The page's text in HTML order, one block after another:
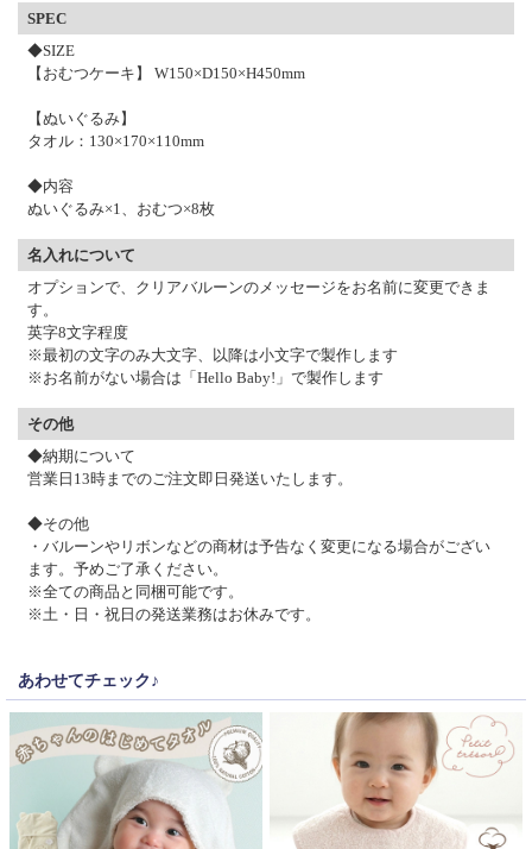
SPEC
◆SIZE
【おむつケーキ】 W150×D150×H450mm
【ぬいぐるみ】
タオル：130×170×110mm
◆内容
ぬいぐるみ×1、おむつ×8枚
名入れについて
オプションで、クリアバルーンのメッセージをお名前に変更できま
す。
英字8文字程度
※最初の文字のみ大文字、以降は小文字で製作します
※お名前がない場合は「Hello Baby!」で製作します
その他
◆納期について
営業日13時までのご注文即日発送いたします。
◆その他
・バルーンやリボンなどの商材は予告なく変更になる場合がござい
ます。予めご了承ください。
※全ての商品と同梱可能です。
※土・日・祝日の発送業務はお休みです。
あわせてチェック♪